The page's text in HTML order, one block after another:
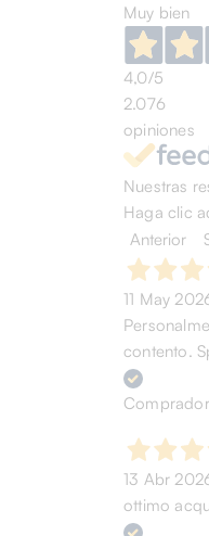
Muy bien
4,0/5
2.076
opiniones
Nuestras
Haga clic
Anterior
11 May
contento.
13 Abr
ottimo